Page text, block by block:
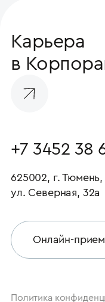
Карьера
в
+7 3452 38
625002, г. Тюмень,
ул. Северная, 32а
Онлайн-
Политика